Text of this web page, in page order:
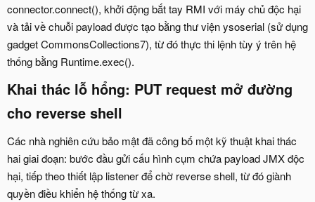
connector.connect(), khởi động bắt tay RMI với máy chủ độc hại
và tải về chuỗi payload được tạo bằng thư viện ysoserial (sử dụng
gadget CommonsCollections7), từ đó thực thi lệnh tùy ý trên hệ
thống bằng Runtime.exec().
Khai thác lỗ hổng: PUT request mở đường
cho reverse shell
Các nhà nghiên cứu bảo mật đã công bố một kỹ thuật khai thác
hai giai đoạn: bước đầu gửi cấu hình cụm chứa payload JMX độc
hại, tiếp theo thiết lập listener để chờ reverse shell, từ đó giành
quyền điều khiển hệ thống từ xa.